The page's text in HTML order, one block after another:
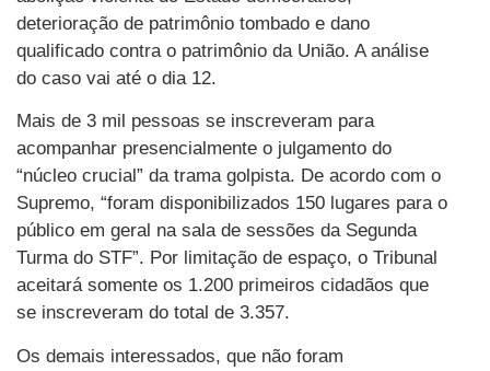
deterioração de patrimônio tombado e dano
qualificado contra o patrimônio da União. A análise
do caso vai até o dia 12.
Mais de 3 mil pessoas se inscreveram para
acompanhar presencialmente o julgamento do
“núcleo crucial” da trama golpista. De acordo com o
Supremo, “foram disponibilizados 150 lugares para o
público em geral na sala de sessões da Segunda
Turma do STF”. Por limitação de espaço, o Tribunal
aceitará somente os 1.200 primeiros cidadãos que
se inscreveram do total de 3.357.
Os demais interessados, que não foram